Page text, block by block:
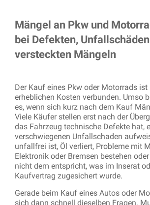
Mängel an Pkw und
bei Defekten,
versteckten Mängeln
Der Kauf eines Pkw oder Motorrads
erheblichen Kosten verbunden. Umso
es, wenn sich kurz nach dem Kauf
Viele Käufer stellen erst nach der
das Fahrzeug technische Defekte hat,
verschwiegenen Unfallschaden
unfallfrei ist, Öl verliert, Probleme mit
Elektronik oder Bremsen bestehen
nicht dem entspricht, was im Inserat
Kaufvertrag zugesichert wurde.
Gerade beim Kauf eines Autos oder
sich dann schnell dieselben Fragen.